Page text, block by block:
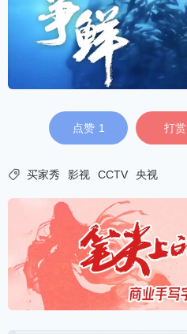
点赞 1 打赏
 买家秀 影视 CCTV 央视